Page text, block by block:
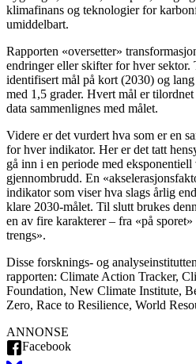
klimafinans og teknologier for
umiddelbart.
Rapporten «oversetter»
endringer eller skifter for hver sektor.
identifisert mål på kort (2030) og
med 1,5 grader. Hvert mål er
data sammenlignes med målet.
Videre er det vurdert hva som er en
for hver indikator. Her er det tatt
gå inn i en periode med eksponentiell
gjennombrudd. En
indikator som viser hva slags årlig
klare 2030-målet. Til slutt brukes
en av fire karakterer – fra «på
trengs».
Disse forsknings- og
rapporten: Climate Action Tracker,
Foundation, New Climate Institute,
Zero, Race to Resilience, World
ANNONSE
Facebook